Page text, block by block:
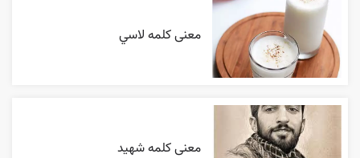
معنی کلمه لاسي
معنی کلمه شهید